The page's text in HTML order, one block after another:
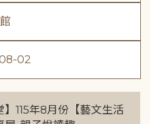
02
】115年8月份【藝文生活